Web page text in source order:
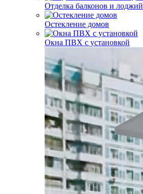
Отделка балконов и лоджий
Остекление домов
Окна ПВХ с установкой